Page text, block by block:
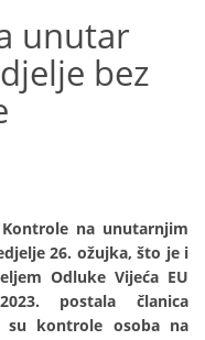
unutar
bez
Kontrole na unutarnjim
26. ožujka, što je i
Odluke Vijeća EU
postala članica
su kontrole osoba na